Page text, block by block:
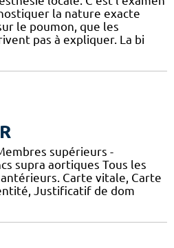
la nature exacte
le poumon, que les
pas à expliquer. La bi
supérieurs -
supra aortiques Tous les
Carte vitale, Carte
Justificatif de dom